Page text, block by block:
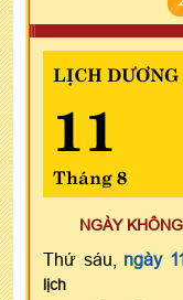
LỊCH DƯƠNG
11
Tháng 8
NGÀY
Thứ sáu, ngày
lịch